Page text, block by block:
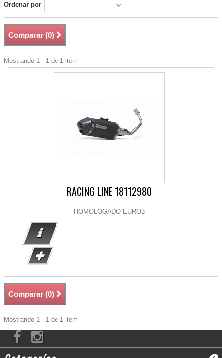
Ordenar por
Comparar (0)
Mostrando 1 - 1 de 1 item
RACING LINE 18112980
HOMOLOGADO EURO3
Comparar (0)
Mostrando 1 - 1 de 1 item